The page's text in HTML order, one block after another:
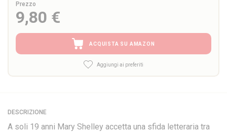
Prezzo
9,80 €
ACQUISTA SU AMAZON
Aggiungi ai preferiti
DESCRIZIONE
A soli 19 anni Mary Shelley accetta una sfida letteraria tra